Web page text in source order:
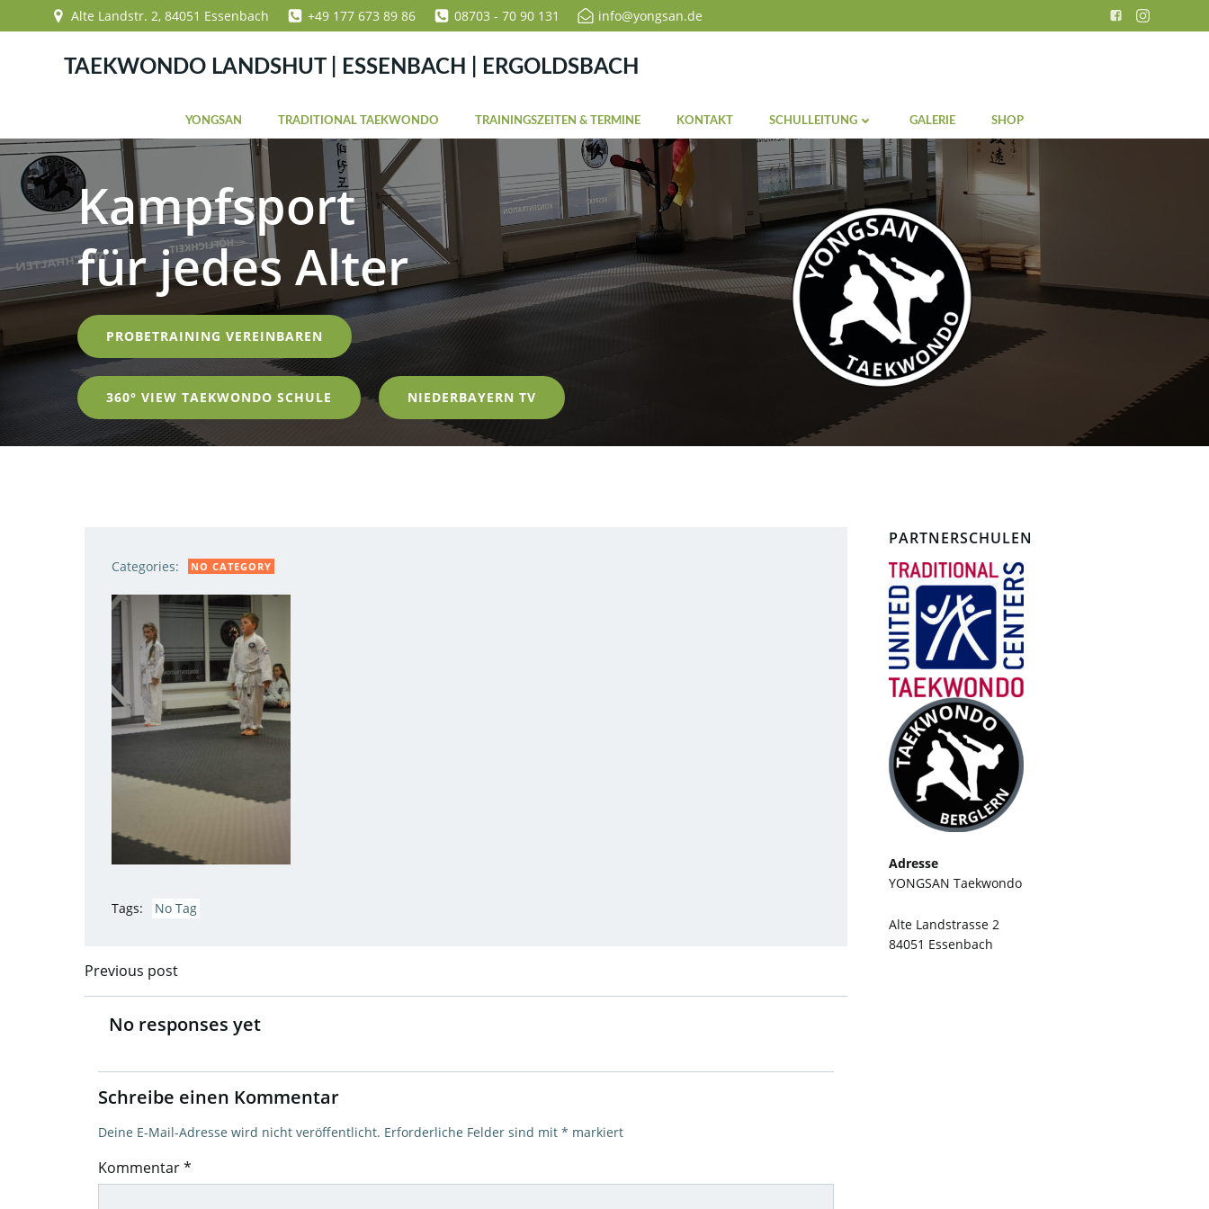
Inhalt
Alte Landstr. 2, 84051 Essenbach +49 177 673 89 86 08703 - 70 90 131 info@yongsan.de
TAEKWONDO LANDSHUT | ESSENBACH | ERGOLDSBACH
YONGSAN TRADITIONAL TAEKWONDO TRAININGSZEITEN & TERMINE KONTAKT SCHULLEITUNG GALERIE SHOP
Kampfsport
für jedes Alter
PROBETRAINING VEREINBAREN
360° VIEW TAEKWONDO SCHULE NIEDERBAYERN TV
Categories: NO CATEGORY
Tags: No Tag
Post
navigation
Previous post
No responses yet
Schreibe einen Kommentar
Deine E-Mail-Adresse wird nicht veröffentlicht. Erforderliche Felder sind mit * markiert
Kommentar*
PARTNERSCHULEN
Adresse
YONGSAN Taekwondo
Alte Landstrasse 2
84051 Essenbach